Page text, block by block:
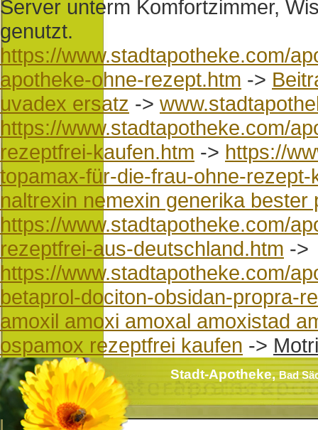
Server unterm Komfortzimmer,
genutzt.
https://www.stadtapotheke.com/
apotheke-ohne-rezept.htm ->
uvadex ersatz ->
https://www.stadtapotheke.com/
rezeptfrei-kaufen.htm -> https://
topamax-für-die-frau-ohne-rezept-
naltrexin nemexin generika bester
https://www.stadtapotheke.com/
rezeptfrei-aus-deutschland.htm ->
https://www.stadtapotheke.com/
betaprol-dociton-obsidan-propra-
amoxil amoxi amoxal amoxistad
ospamox rezeptfrei kaufen ->
Stadt-Apotheke,Bad